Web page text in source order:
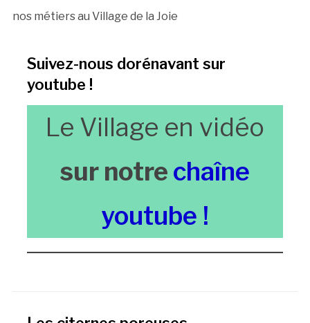
nos métiers au Village de la Joie
Suivez-nous dorénavant sur
youtube !
Le Village en vidéo
sur notre chaîne
youtube !